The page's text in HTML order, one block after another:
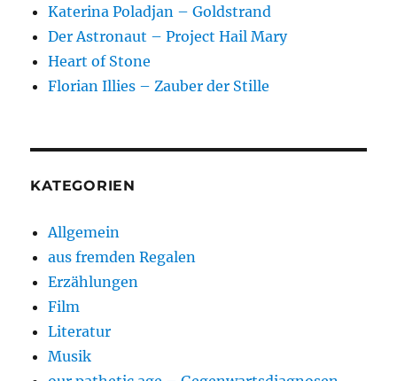
Katerina Poladjan – Goldstrand
Der Astronaut – Project Hail Mary
Heart of Stone
Florian Illies – Zauber der Stille
KATEGORIEN
Allgemein
aus fremden Regalen
Erzählungen
Film
Literatur
Musik